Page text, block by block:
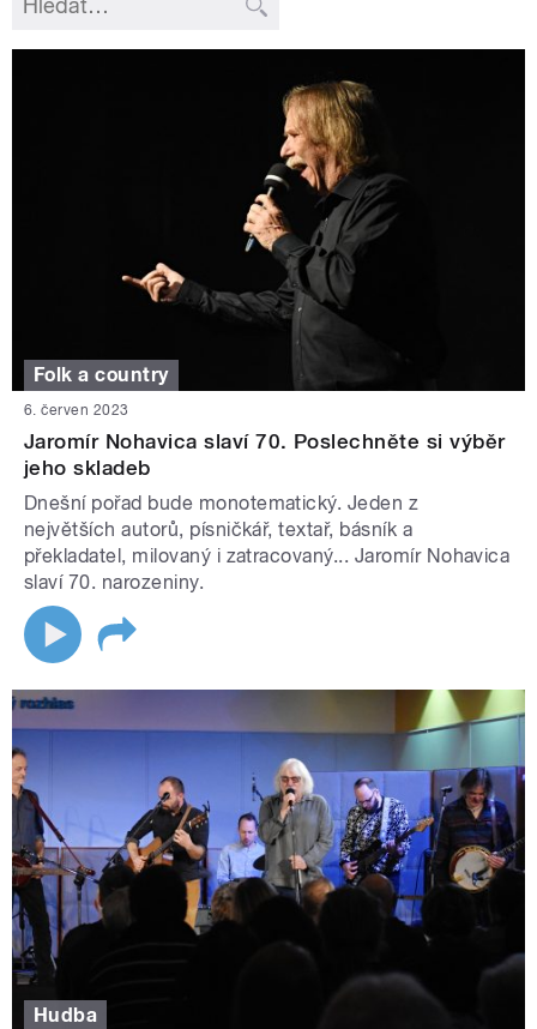
Folk a country
6. červen 2023
Jaromír Nohavica slaví 70. Poslechněte si výběr
jeho skladeb
Dnešní pořad bude monotematický. Jeden z
největších autorů, písničkář, textař, básník a
překladatel, milovaný i zatracovaný... Jaromír Nohavica
slaví 70. narozeniny.
Hudba